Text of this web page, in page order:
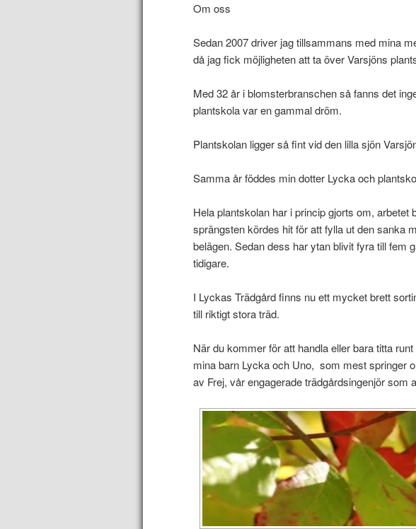
Om oss
Sedan 2007 driver jag tillsammans med mina
då jag fick möjligheten att ta över Varsjöns
Med 32 år i blomsterbranschen så fanns det
plantskola var en gammal dröm.
Plantskolan ligger så fint vid den lilla sjön
Samma år föddes min dotter Lycka och
Hela plantskolan har i princip gjorts om, arbetet
sprängsten kördes hit för att fylla ut den sanka
belägen. Sedan dess har ytan blivit fyra till fem
tidigare.
I Lyckas Trädgård finns nu ett mycket brett
till riktigt stora träd.
När du kommer för att handla eller bara titta
mina barn Lycka och Uno, som mest springer
av Frej, vår engagerade trädgårdsingenjör som